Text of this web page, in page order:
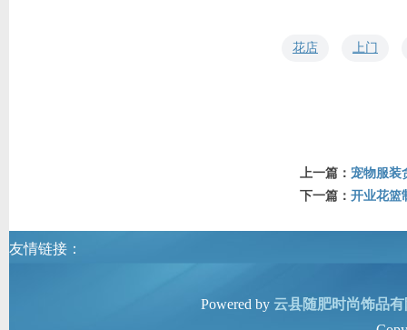
花店 上门
上一篇： 宠物服装
下一篇： 开业花篮
友情链接：
Powered by 云县随肥时尚饰品